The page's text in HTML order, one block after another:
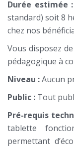
Durée estimée :
standard) soit 8
chez nos
Vous disposez
pédagogique à
Niveau :Aucun
Public : Tout
Pré-requis
tablette
permettant